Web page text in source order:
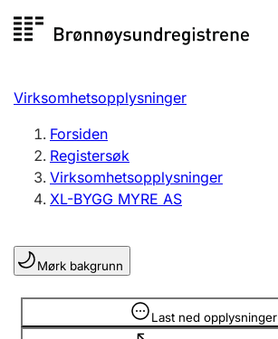
til
Registersøk
Aksjeselskap
Enkeltpersonforetak
Registrere, endre, slette
Lag og forening
Registrere, endre, slette
Virksomhetsopplysninger
Forsiden
Registersøk
Virksomhetsopplysninger
XL-BYGG MYRE AS
Mørk bakgrunn
Last ned opplysninger
Opplysninger er skjult